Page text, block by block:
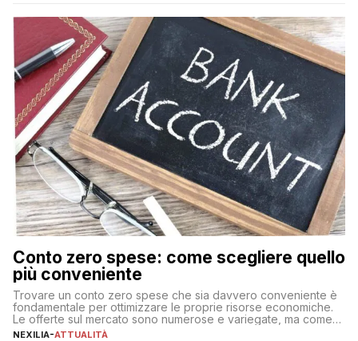
Conto zero spese: come scegliere quello
più conveniente
Trovare un conto zero spese che sia davvero conveniente è
fondamentale per ottimizzare le proprie risorse economiche.
Le offerte sul mercato sono numerose e variegate, ma come
individuare quella più adatta alle proprie esigenze senza
NEXILIA-ATTUALITÀ